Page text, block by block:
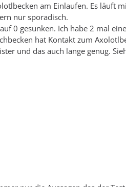
am Einlaufen. Es
nur sporadisch.
0 gesunken. Ich habe 2 mal
hat Kontakt zum
und das auch lange genug.